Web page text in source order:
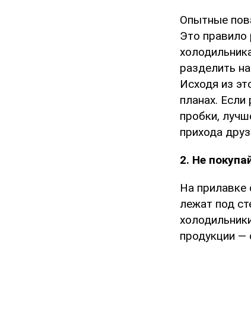
Опытные
Это правило
разделить
Исходя из
планах.
пробки,
прихода
2. Не
На прилавке
лежат под
продукции —